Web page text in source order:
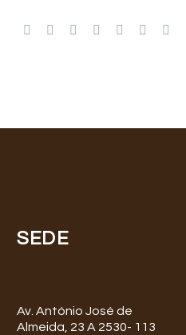
SEDE
Av. António José de
Almeida, 23 A 2530- 113